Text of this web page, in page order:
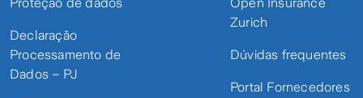
Declaração
Processamento de
Dados – PJ
Zurich
Dúvidas frequentes
Portal Fornecedores